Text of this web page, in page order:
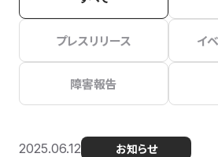
プレスリリース イ
障害報告
2025.06.12 お知らせ